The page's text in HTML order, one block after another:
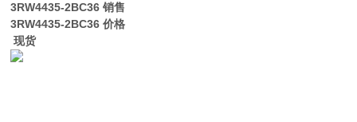
3RW4435-2BC36 销售
3RW4435-2BC36 价格
现货